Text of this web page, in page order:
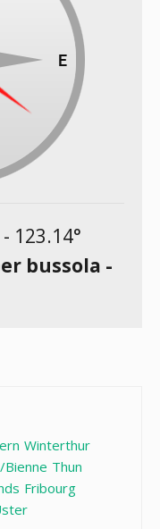
123.14°
bussola -
Winterthur
Bienne Thun
Fribourg